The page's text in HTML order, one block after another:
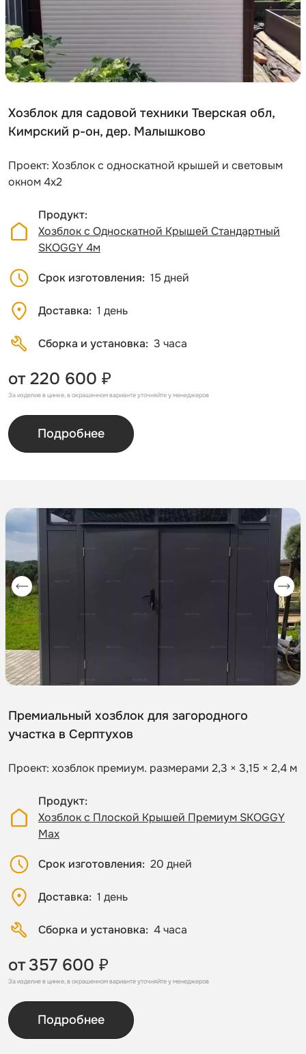
Хозблок для садовой техники Тверская обл,
Кимрский р-он, дер. Малышково
Проект: Хозблок с односкатной крышей и световым
окном 4х2
Продукт
Хозблок с Односкатной Крышей Стандартный
SKOGGY 4м
Срок изготовления 15 дней
Доставка 1 день
Сборка и установка 3 часа
от 220 600 ₽
За изделие в цинке, в окрашенном варианте уточняйте у менеджеров
Подробнее
Премиальный хозблок для загородного
участка в Серптухов
Проект: хозблок премиум. размерами 2,3 × 3,15 × 2,4 м
Продукт
Хозблок с Плоской Крышей Премиум SKOGGY
Max
Срок изготовления 20 дней
Доставка 1 день
Сборка и установка 4 часа
от357 600 ₽
За изделие в цинке, в окрашенном варианте уточняйте у менеджеров
Подробнее